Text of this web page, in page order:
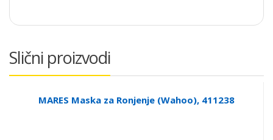
Slični proizvodi
MARES Maska za Ronjenje (Wahoo), 411238